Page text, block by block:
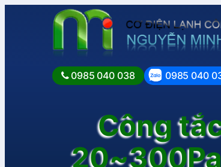
0985 040 038 0985 040
Công